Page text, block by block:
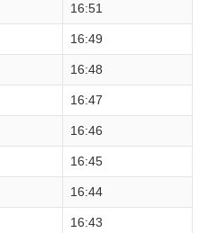
16:51
16:49
16:48
16:47
16:46
16:45
16:44
16:43